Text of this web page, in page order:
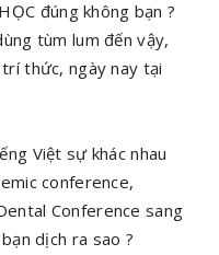
đúng không bạn ?
tùm lum đến vậy,
thức, ngày nay tại
Việt sự khác nhau
conference,
Conference sang
dịch ra sao ?